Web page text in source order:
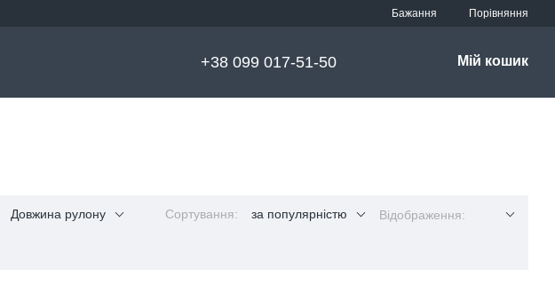
Бажання Порівняння
+38 099 017-51-50 Мій кошик
Довжина рулону Сортування: за популярністю Відображення: